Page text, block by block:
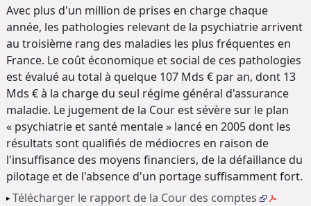
Avec plus d'un million de prises en charge chaque
année, les pathologies relevant de la psychiatrie arrivent
au troisième rang des maladies les plus fréquentes en
France. Le coût économique et social de ces pathologies
est évalué au total à quelque 107 Mds € par an, dont 13
Mds € à la charge du seul régime général d'assurance
maladie. Le jugement de la Cour est sévère sur le plan
« psychiatrie et santé mentale » lancé en 2005 dont les
résultats sont qualifiés de médiocres en raison de
l'insuffisance des moyens financiers, de la défaillance du
pilotage et de l'absence d'un portage suffisamment fort.
Télécharger le rapport de la Cour des comptes